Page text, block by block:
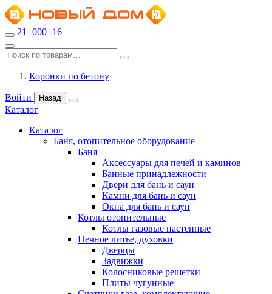
21−000−16
Коронки по бетону
Войти Назад
Каталог
Каталог
Баня, отопительное оборудование
Баня
Аксессуары для печей и каминов
Банные принадлежности
Двери для бань и саун
Камни для бань и саун
Окна для бань и саун
Котлы отопительные
Котлы газовые настенные
Печное литье, духовки
Дверцы
Задвижки
Колосниковые решетки
Плиты чугунные